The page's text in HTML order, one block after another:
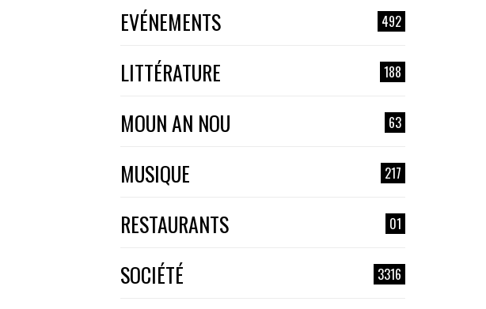
EVÉNEMENTS 492
LITTÉRATURE 188
MOUN AN NOU 63
MUSIQUE 217
RESTAURANTS 01
SOCIÉTÉ 3316